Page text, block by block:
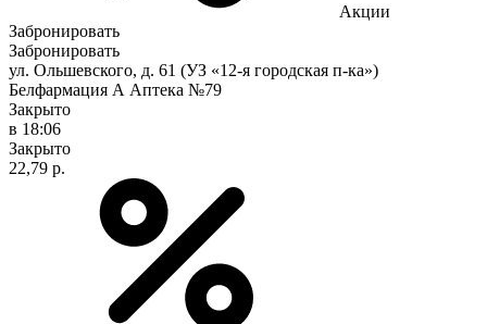
Акции
Забронировать
Забронировать
ул. Ольшевского, д. 61 (УЗ «12-я городская п-ка»)
Белфармация А Аптека №79
Закрыто
в 18:06
Закрыто
22,79 р.